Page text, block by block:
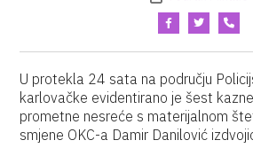
U protekla 24 sata na području
karlovačke evidentirano je šest
prometne nesreće s materijalnom
smjene OKC-a Damir Danilović